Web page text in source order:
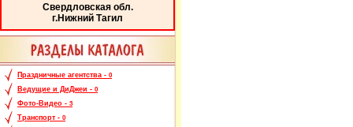
Свердловская обл.
г.Нижний Тагил
Праздничные агентства - 0
Ведущие и ДиДжеи - 0
Фото-Видео - 3
Транспорт - 0